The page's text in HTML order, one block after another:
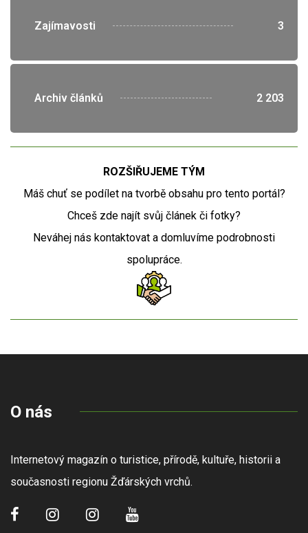
Zajímavosti 3
Archiv článků 2 203
ROZŠIŘUJEME TÝM
Máš chuť se podílet na tvorbě obsahu pro tento portál?
Chceš zde najít svůj článek či fotky?
Neváhej nás kontaktovat a domluvíme podrobnosti
spolupráce.
O nás
Internetový magazín o turistice, přírodě, kultuře, historii a
současnosti regionu Žďárských vrchů.